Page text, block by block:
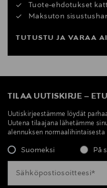
Tuote-ehdotukset
Maksuton
TUTUSTU JA VARAA
TILAA UUTISKIRJE –
Uutiskirjeestämme löydät
Uutena tilaajana lähetämme
alennuksen
Suomeksi På